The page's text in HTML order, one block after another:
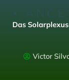
Inhalt
Das
Victor